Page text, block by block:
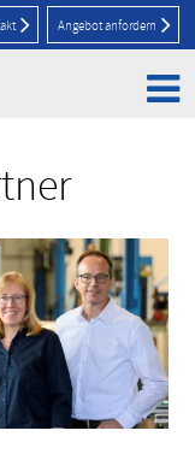
Angebot anfordern